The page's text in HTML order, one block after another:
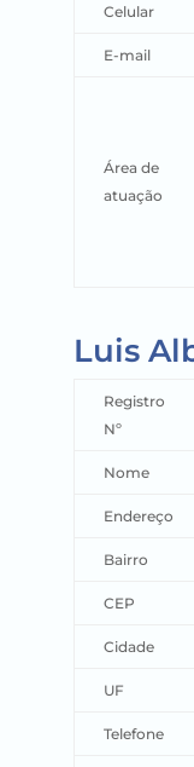
Celular
E-mail
Área de
atuação
Luis
Registro
Nº
Nome
Endereço
Bairro
CEP
Cidade
UF
Telefone